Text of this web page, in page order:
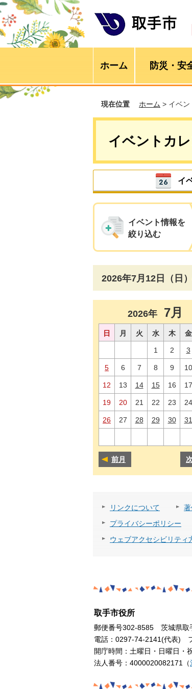
ホーム 防災・安
現在位置 ホーム > イベン
イベントカ
イ
イベント情報を
絞り込む
2026年7月12日（日
2026年 7月
日 月 火 水 木 金
1 2 3
5 6 7 8 9 10
12 13 14 15 16 17
19 20 21 22 23 24
26 27 28 29 30 31
前月
リンクについて
プライバシーポリシー
ウェブアクセシビリティ
取手市役所
郵便番号302-8585 茨城県取
電話：0297-74-2141(代表)
開庁時間：土曜日・日曜日・
法人番号：4000020082171（